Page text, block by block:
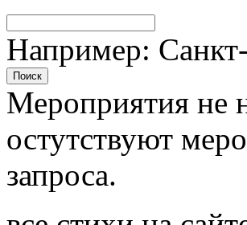
Например:
Поиск
Мероприятия не
остутствуют
запроса.